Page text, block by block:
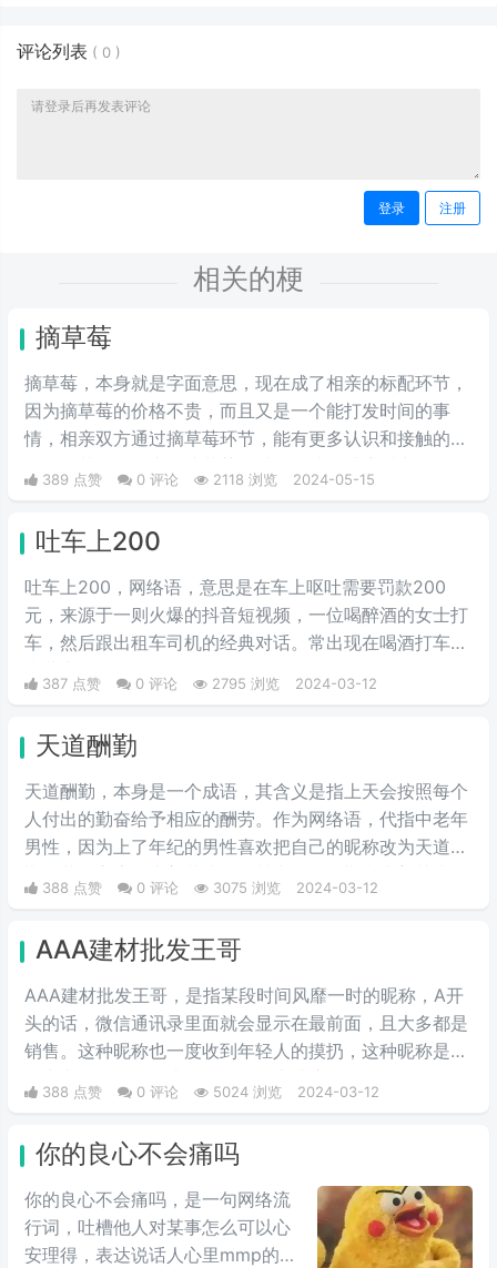
评论列表 ( 0 )
登录 注册
相关的梗
摘草莓
摘草莓，本身就是字面意思，现在成了相亲的标配环节，
因为摘草莓的价格不贵，而且又是一个能打发时间的事
情，相亲双方通过摘草莓环节，能有更多认识和接触的机
身材，看以后适不适合做女朋友，适不适合结婚过日子。
时会安排上这一流程。
389 点赞 0 评论 2118 浏览 2024-05-15
吐车上200
吐车上200，网络语，意思是在车上呕吐需要罚款200
元，来源于一则火爆的抖音短视频，一位喝醉酒的女士打
车，然后跟出租车司机的经典对话。常出现在喝酒打车的
387 点赞 0 评论 2795 浏览 2024-03-12
天道酬勤
天道酬勤，本身是一个成语，其含义是指上天会按照每个
人付出的勤奋给予相应的酬劳。作为网络语，代指中老年
男性，因为上了年纪的男性喜欢把自己的昵称改为天道酬
受男性用户的喜欢，花开富贵深受女性用户的青睐。
388 点赞 0 评论 3075 浏览 2024-03-12
AAA建材批发王哥
AAA建材批发王哥，是指某段时间风靡一时的昵称，A开
头的话，微信通讯录里面就会显示在最前面，且大多都是
销售。这种昵称也一度收到年轻人的摸扔，这种昵称是模
388 点赞 0 评论 5024 浏览 2024-03-12
你的良心不会痛吗
你的良心不会痛吗，是一句网络流
行词，吐槽他人对某事怎么可以心
安理得，表达说话人心里mmp的心